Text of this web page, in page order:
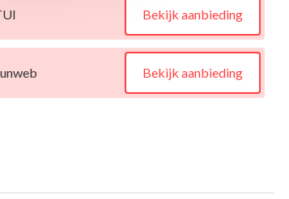
Bekijk aanbieding
Bekijk aanbieding